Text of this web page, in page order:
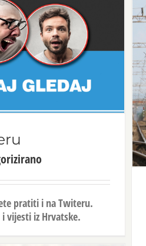
pratiti i na Twiteru.
vijesti iz Hrvatske.